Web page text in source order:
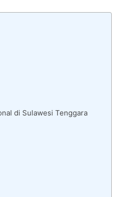
di Sulawesi Tenggara